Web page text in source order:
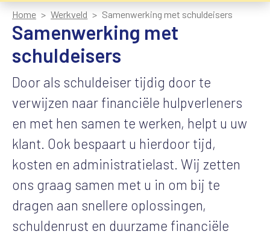
Home Werkveld Samenwerking met schuldeisers
Samenwerking met
schuldeisers
Door als schuldeiser tijdig door te
verwijzen naar financiële hulpverleners
en met hen samen te werken, helpt u uw
klant. Ook bespaart u hierdoor tijd,
kosten en administratielast. Wij zetten
ons graag samen met u in om bij te
dragen aan snellere oplossingen,
schuldenrust en duurzame financiële